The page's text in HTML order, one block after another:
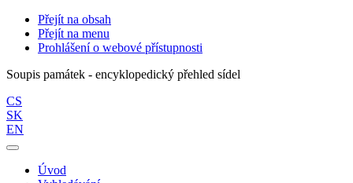
Přejít na obsah
Přejít na menu
Prohlášení o webové přístupnosti
Soupis památek - encyklopedický přehled sídel
CS
SK
EN
Úvod